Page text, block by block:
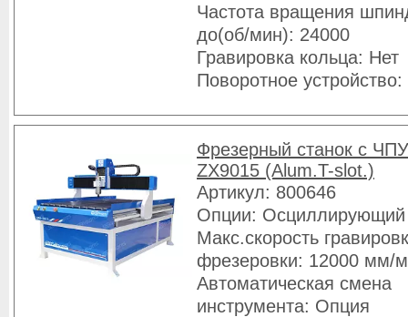
Частота вращения
до(об/мин): 24000
Гравировка кольца: Нет
Поворотное
Фрезерный станок с
ZX9015 (Alum.T-slot.)
Артикул: 800646
Опции:
Макс.скорость
фрезеровки: 12000 мм/
Автоматическая смена
инструмента: Опция